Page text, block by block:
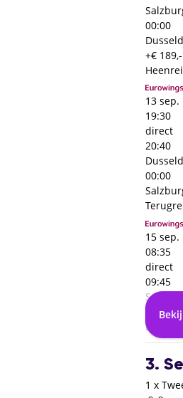
00:00
+€
13 sep.
19:30
direct
20:40
00:00
15 sep.
08:35
direct
09:45
00:00
3.
1 x